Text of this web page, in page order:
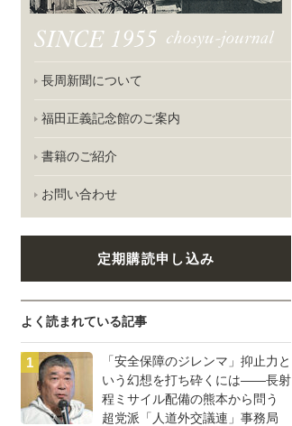
長周新聞について
福田正義記念館のご案内
書籍のご紹介
お問い合わせ
定期購読申し込み
よく読まれている記事
「安全保障のジレンマ」抑止力と
いう幻想を打ち砕くには――長射
程ミサイル配備の熊本から問う
超党派「人道外交議連」事務局